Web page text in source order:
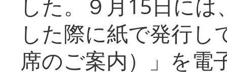
した。９月15日に
した際に紙で発行し
席のご案内）」を電